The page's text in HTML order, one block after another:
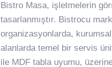
Bistro Masa, işletmelerin
tasarlanmıştır. Bistrocu
organizasyonlarda,
alanlarda temel bir servis
ile MDF tabla uyumu,